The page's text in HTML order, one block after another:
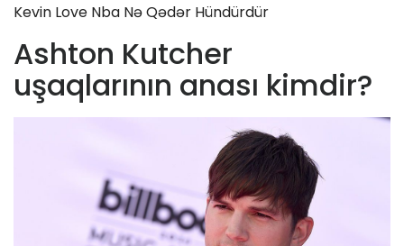
Kevin Love Nba Nə Qədər Hündürdür
Ashton Kutcher
uşaqlarının anası kimdir?